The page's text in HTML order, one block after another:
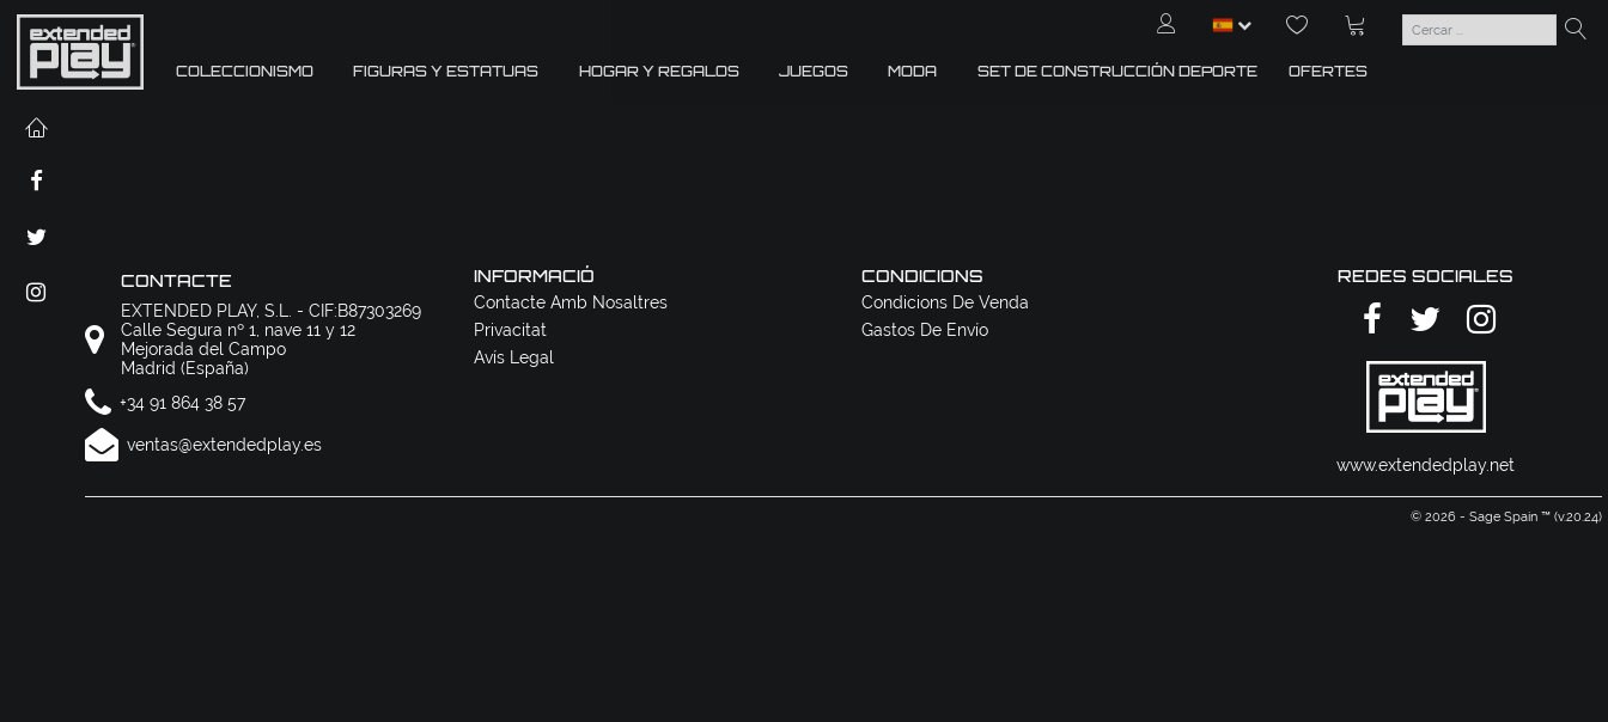
COLECCIONISMO FIGURAS Y ESTATUAS HOGAR Y REGALOS JUEGOS MODA SET DE CONSTRUCCIÓN DEPORTE OFERTES
CONTACTE
EXTENDED PLAY, S.L. - CIF:B87303269
Calle Segura nº 1, nave 11 y 12
Mejorada del Campo
Madrid (España)
+34 91 864 38 57
ventas@extendedplay.es
INFORMACIÓ
Contacte Amb Nosaltres
Privacitat
Avís Legal
CONDICIONS
Condicions De Venda
Gastos De Envío
REDES SOCIALES
www.extendedplay.net
© 2026 - Sage Spain ™ (v.20.24)